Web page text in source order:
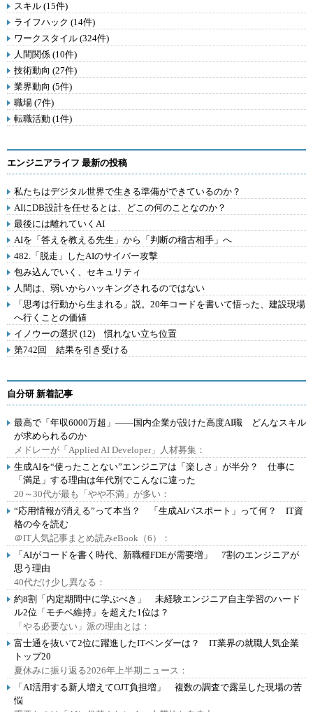
スキル (15件)
ライフハック (14件)
ワークスタイル (324件)
人間関係 (10件)
技術動向 (27件)
業界動向 (5件)
職場 (7件)
転職活動 (1件)
エンジニアライフ 最新の投稿
私たちはデジタル世界で生きる準備ができているのか？
AIにDB設計を任せるとは、どこの何のことなのか？
最後には離れていくAI
AIを「答えを教える先生」から「判断の稽古相手」へ
482.「脱走」したAIのサイバー攻撃
包み込んでいく、セキュリティ
人間は、弱いからハッキングされるのではない
「思考は行動から生まれる」説。20年コードを書いて悟った、建設現場
へ行くことの価値
イノウーの選択 (12) 慣れない立ち位置
第742回 結果を引き受ける
自分研 新着記事
最高で「年収6000万超」――国内企業が設けた高度AI職 どんなスキル
が求められるのか
メドレーが「Applied AI Developer」人材募集：
生成AIを“使ったことない”エンジニアは「楽しさ」が半分？ 仕事に
「満足」する理由は年代別でこんなに違った
20～30代が最も「やや不満」が多い：
“応用情報が消える”って本当？ 「生成AIパスポート」って何？ IT資
格の今を読む
＠IT人気記事まとめ読みeBook（6）：
「AIがコードを書く時代、新職種FDEが需要増」 7割のエンジニアが
思う理由
40代だけ少し異なる：
約8割「内定期間中に学ぶべき」 未経験エンジニア自主学習のハード
ル2位「モチベ維持」を超えた1位は？
「やる必要ない」派の理由とは：
富士通を抜いて2位に躍進したITベンダーは？ IT業界の就職人気企業
トップ20
夏休みに振り返る2026年上半期ニュース：
「AI活用する新人増えてOJT負担増」 複数の調査で露呈した現場の苦
悩